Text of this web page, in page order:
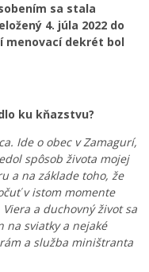
sa stala
4. júla 2022 do
menovací dekrét bol
ku kňazstvu?
Ide o obec v Zamagurí,
spôsob života mojej
a na základe toho, že
v istom momente
a duchovný život sa
na sviatky a nejaké
a služba miništranta